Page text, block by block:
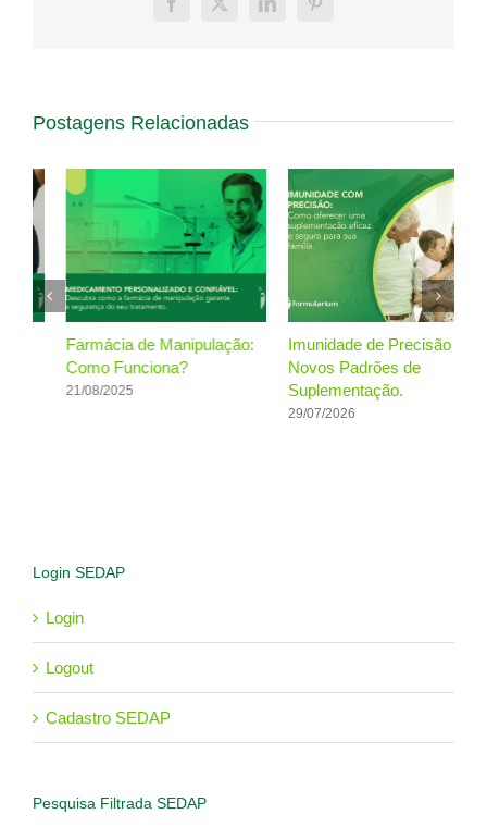
Facebook
X LinkedInPinterest
Postagens Relacionadas
Farmácia de Manipulação:
Como Funciona?
21/08/2025
Imunidade de Precisão e os
Novos Padrões de
Suplementação.
29/07/2026
Login SEDAP
Login
Logout
Cadastro SEDAP
Pesquisa Filtrada SEDAP